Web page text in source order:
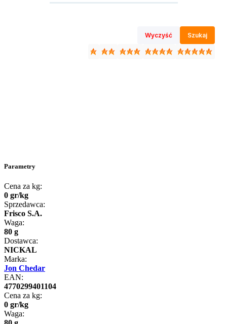
Wyczyść Szukaj
Parametry
Cena za kg:
0 gr/kg
Sprzedawca:
Frisco S.A.
Waga:
80 g
Dostawca:
NICKAL
Marka:
Jon Chedar
EAN:
4770299401104
Cena za kg:
0 gr/kg
Waga: